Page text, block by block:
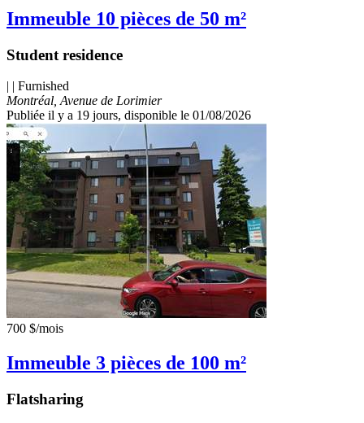
Immeuble 10 pièces de 50 m²
Student residence
| | Furnished
Montréal, Avenue de Lorimier
Publiée il y a 19 jours, disponible le 01/08/2026
700 $/mois
Immeuble 3 pièces de 100 m²
Flatsharing